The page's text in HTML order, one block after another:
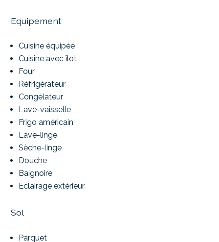
Equipement
Cuisine équipée
Cuisine avec îlot
Four
Réfrigérateur
Congélateur
Lave-vaisselle
Frigo américain
Lave-linge
Sèche-linge
Douche
Baignoire
Eclairage extérieur
Sol
Parquet